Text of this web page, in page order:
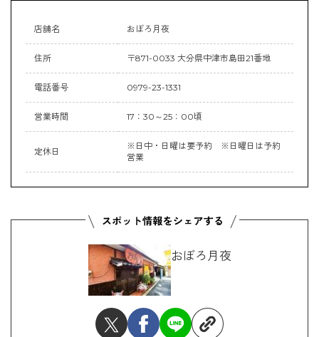
店舗名 おぼろ月夜
住所 〒871-0033 大分県中津市島田21番地
電話番号 0979-23-1331
営業時間 17：30～25：00頃
定休日
※日中・日曜は要予約 ※日曜日は予約
営業
おぼろ月夜